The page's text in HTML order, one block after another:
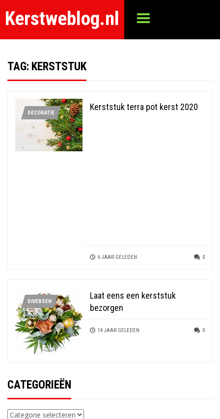
Kerstweblog.nl
TAG: KERSTSTUK
DECORATIE
Kerststuk terra pot kerst 2020
6 JAAR GELEDEN 0
DIVERSEN
Laat eens een kerststuk
bezorgen
14 JAAR GELEDEN 0
CATEGORIEËN
Categorieën